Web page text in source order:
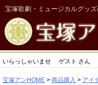
宝塚歌劇・ミュージカルグッ
いらっしゃいませ ゲスト さん
宝塚アンHOME 商品購入
アイ